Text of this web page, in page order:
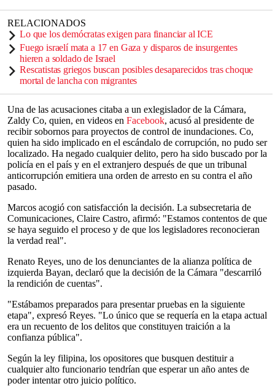
RELACIONADOS
Lo que los demócratas exigen para financiar al ICE
Fuego israelí mata a 17 en Gaza y disparos de insurgentes
hieren a soldado de Israel
Rescatistas griegos buscan posibles desaparecidos tras choque
mortal de lancha con migrantes
Una de las acusaciones citaba a un exlegislador de la Cámara,
Zaldy Co, quien, en videos en Facebook, acusó al presidente de
recibir sobornos para proyectos de control de inundaciones. Co,
quien ha sido implicado en el escándalo de corrupción, no pudo ser
localizado. Ha negado cualquier delito, pero ha sido buscado por la
policía en el país y en el extranjero después de que un tribunal
anticorrupción emitiera una orden de arresto en su contra el año
pasado.
Marcos acogió con satisfacción la decisión. La subsecretaria de
Comunicaciones, Claire Castro, afirmó: "Estamos contentos de que
se haya seguido el proceso y de que los legisladores reconocieran
la verdad real".
Renato Reyes, uno de los denunciantes de la alianza política de
izquierda Bayan, declaró que la decisión de la Cámara "descarriló
la rendición de cuentas".
"Estábamos preparados para presentar pruebas en la siguiente
etapa", expresó Reyes. "Lo único que se requería en la etapa actual
era un recuento de los delitos que constituyen traición a la
confianza pública".
Según la ley filipina, los opositores que busquen destituir a
cualquier alto funcionario tendrían que esperar un año antes de
poder intentar otro juicio político.